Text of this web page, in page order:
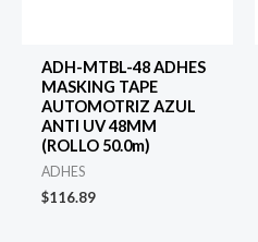
ADH-MTBL-48 ADHES
MASKING TAPE
AUTOMOTRIZ AZUL
ANTI UV 48MM
(ROLLO 50.0m)
ADHES
$116.89